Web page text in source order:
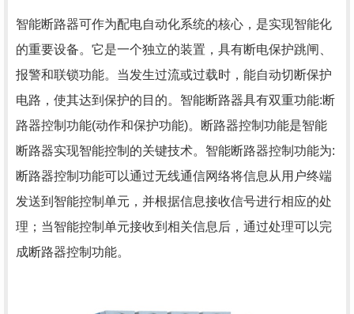
智能断路器可作为配电自动化系统的核心，是实现智能化
的重要设备。它是一个独立的装置，具有断电保护跳闸、
报警和联锁功能。当发生过流或过载时，能自动切断保护
电路，使其达到保护的目的。智能断路器具有双重功能:断
路器控制功能(动作和保护功能)。断路器控制功能是智能
断路器实现智能控制的关键技术。智能断路器控制功能为:
断路器控制功能可以通过无线通信网络将信息从用户终端
发送到智能控制单元，并根据信息接收信号进行相应的处
理；当智能控制单元接收到相关信息后，通过处理可以完
成断路器控制功能。